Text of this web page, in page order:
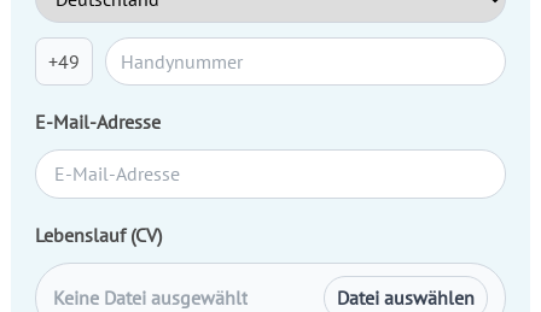
+49
E-Mail-Adresse
Lebenslauf (CV)
Keine Datei ausgewählt Datei auswählen